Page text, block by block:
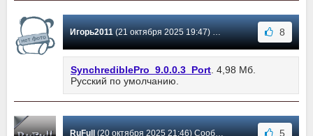
Игорь2011(21 октября 2025 19:47) Сообщение #92 8
SynchrediblePro_9.0.0.3_Port . 4,98 Мб.
Русский по умолчанию.
RuFull(20 октября 2025 21:46) Сообщение #91 5